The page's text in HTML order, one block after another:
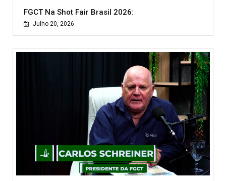
FGCT Na Shot Fair Brasil 2026:
Julho 20, 2026